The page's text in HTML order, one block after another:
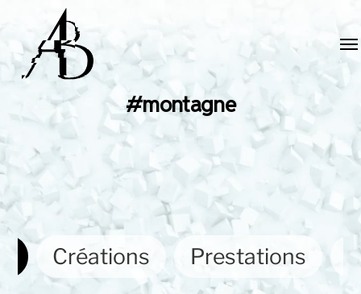
#montagne
Créations Prestations